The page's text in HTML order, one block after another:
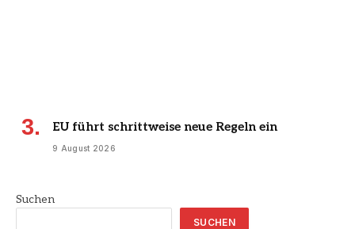
EU führt schrittweise neue Regeln ein
9 August 2026
Suchen
SUCHEN